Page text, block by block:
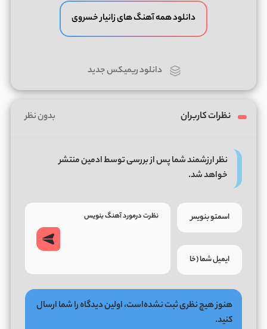
دانلود همه آهنگ های زانیار خسروی
دانلود ریمیکس جدید
نظرات کاربران بدون نظر
نظر ارزشمند شما پس از بررسی توسط ادمین منتشر
خواهد شد.
هنوز هیچ نظری ثبت نشده‌است، اولین دیدگاه را شما ارسال
کنید.